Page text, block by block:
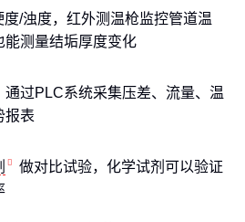
度/浊度，红外测温枪监控管道温
能测量结垢厚度变化
通过PLC系统采集压差、流量、温
报表
做对比试验，化学试剂可以验证